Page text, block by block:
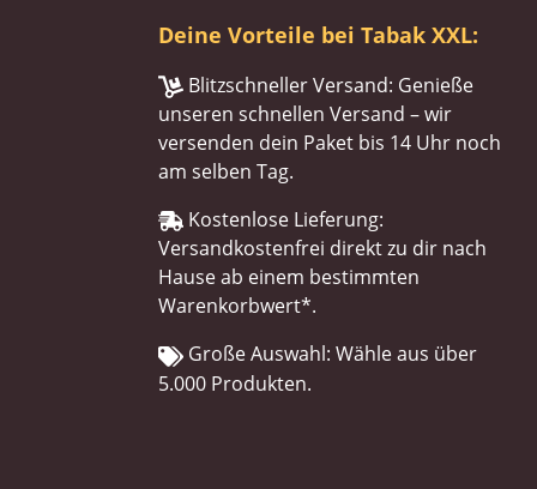
Deine Vorteile bei Tabak XXL:
Blitzschneller Versand: Genieße
unseren schnellen Versand – wir
versenden dein Paket bis 14 Uhr noch
am selben Tag.
Kostenlose Lieferung:
Versandkostenfrei direkt zu dir nach
Hause ab einem bestimmten
Warenkorbwert*.
Große Auswahl: Wähle aus über
5.000 Produkten.